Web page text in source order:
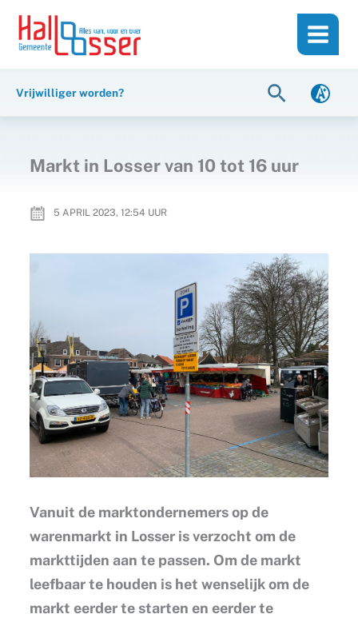
inhoud
naar
Vrijwilliger worden? Zoeken
Markt in Losser van 10 tot 16 uur
5 APRIL 2023, 12:54 UUR
Vanuit de marktondernemers op de
warenmarkt in Losser is verzocht om de
markttijden aan te passen. Om de markt
leefbaar te houden is het wenselijk om de
markt eerder te starten en eerder te